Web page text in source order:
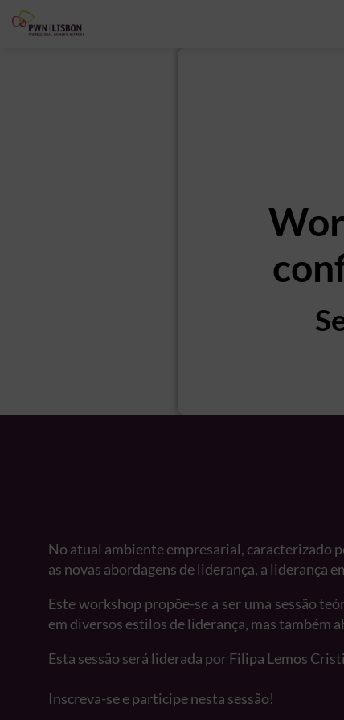
No atual ambiente empresarial, caracterizado
as novas abordagens de liderança, a liderança
Este workshop propõe-se a ser uma sessão
em diversos estilos de liderança, mas também
Esta sessão será liderada por Filipa Lemos
Inscreva-se e participe nesta sessão!